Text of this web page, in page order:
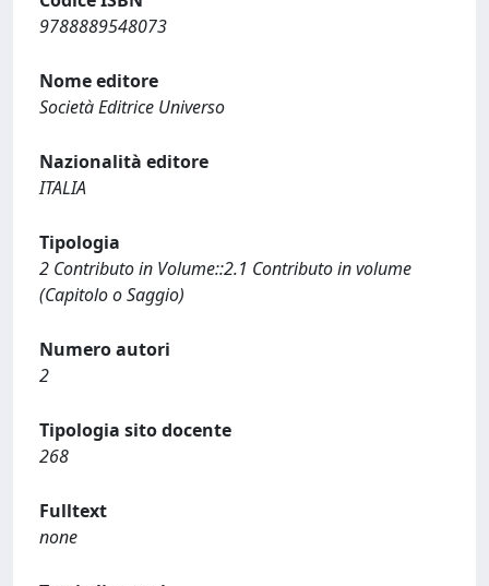
9788889548073
Nome editore
Società Editrice Universo
Nazionalità editore
ITALIA
Tipologia
2 Contributo in Volume::2.1 Contributo in volume
(Capitolo o Saggio)
Numero autori
2
Tipologia sito docente
268
Fulltext
none